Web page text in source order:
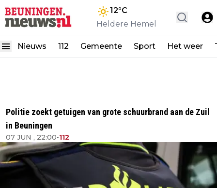
12°C
Heldere Hemel
Nieuws 112 Gemeente Sport Het weer
Politie zoekt getuigen van grote schuurbrand aan de Zuil
in Beuningen
07 JUN , 22:00•112